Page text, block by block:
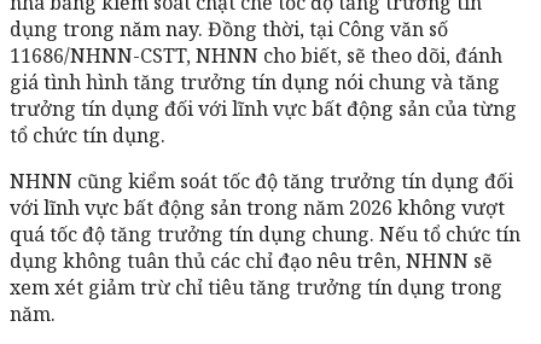
dụng trong năm nay. Đồng thời, tại Công văn số
11686/NHNN-CSTT, NHNN cho biết, sẽ theo dõi, đánh
giá tình hình tăng trưởng tín dụng nói chung và tăng
trưởng tín dụng đối với lĩnh vực bất động sản của từng
tổ chức tín dụng.
NHNN cũng kiểm soát tốc độ tăng trưởng tín dụng đối
với lĩnh vực bất động sản trong năm 2026 không vượt
quá tốc độ tăng trưởng tín dụng chung. Nếu tổ chức tín
dụng không tuân thủ các chỉ đạo nêu trên, NHNN sẽ
xem xét giảm trừ chỉ tiêu tăng trưởng tín dụng trong
năm.